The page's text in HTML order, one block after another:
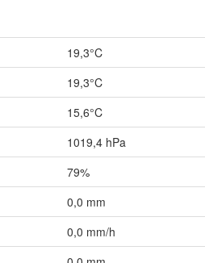
19,3°C
19,3°C
15,6°C
1019,4 hPa
79%
0,0 mm
0,0 mm/h